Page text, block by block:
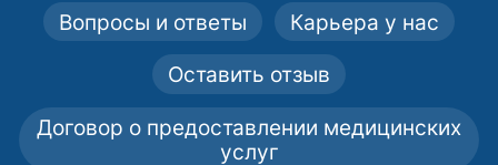
Вопросы и ответы Карьера у нас
Оставить отзыв
Договор о предоставлении медицинских
услуг